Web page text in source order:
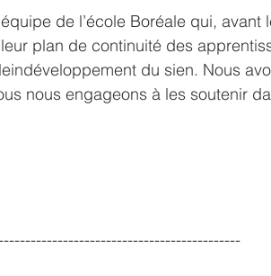
de l’école Boréale qui,
plan de continuité des
du sien. Nous
nous engageons à les soutenir